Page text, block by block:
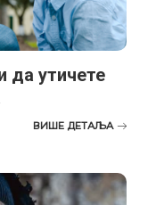
да утичете
ВИШЕ ДЕТАЉА